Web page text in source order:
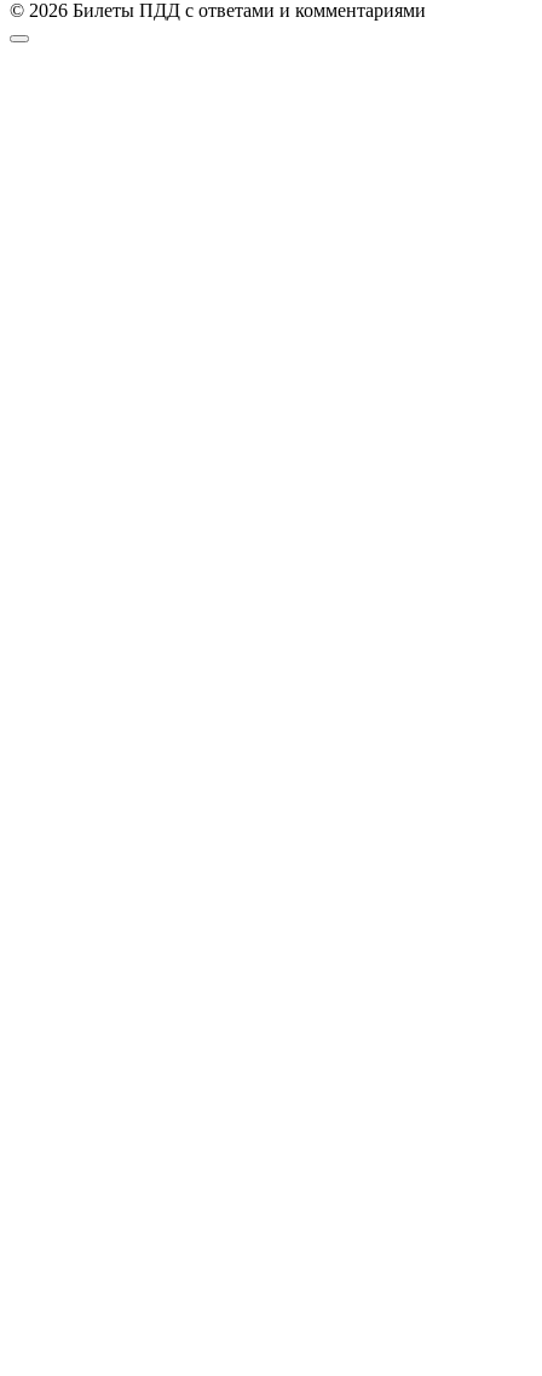
© 2026 Билеты ПДД с ответами и комментариями